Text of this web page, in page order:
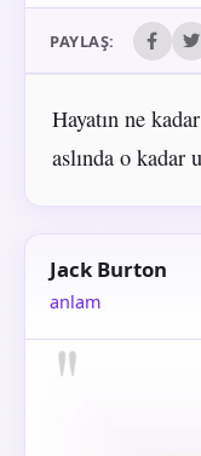
PAYLAŞ:
Hayatın ne
aslında o kadar
Jack Burton
anlam